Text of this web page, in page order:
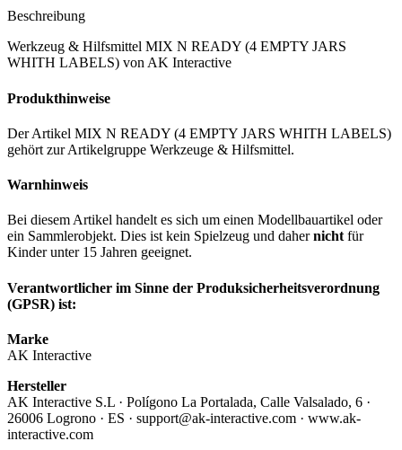
Beschreibung
Werkzeug & Hilfsmittel MIX N READY (4 EMPTY JARS
WHITH LABELS) von AK Interactive
Produkthinweise
Der Artikel MIX N READY (4 EMPTY JARS WHITH LABELS)
gehört zur Artikelgruppe Werkzeuge & Hilfsmittel.
Warnhinweis
Bei diesem Artikel handelt es sich um einen Modellbauartikel oder
ein Sammlerobjekt. Dies ist kein Spielzeug und dahernicht für
Kinder unter 15 Jahren geeignet.
Verantwortlicher im Sinne der Produksicherheitsverordnung
(GPSR) ist:
Marke
AK Interactive
Hersteller
AK Interactive S.L · Polígono La Portalada, Calle Valsalado, 6 ·
26006 Logrono · ES · support@ak-interactive.com · www.ak-
interactive.com